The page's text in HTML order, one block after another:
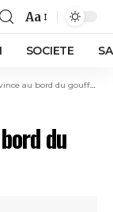
Aa
SOCIETE
au bord du gouffre
du